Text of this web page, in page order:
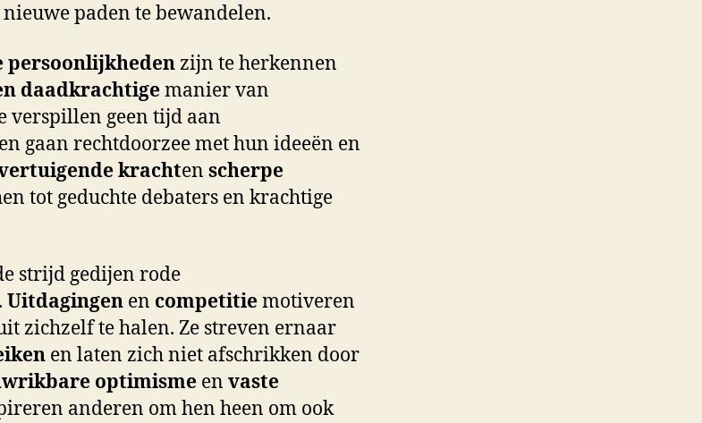
paden te bewandelen.
persoonlijkhedenzijn te herkennen
daadkrachtigemanier van
verspillen geen tijd aan
gaan rechtdoorzee met hun ideeën en
krachten scherpe
tot geduchte debaters en krachtige
strijd gedijen rode
Uitdagingen en competitiemotiveren
zichzelf te halen. Ze streven ernaar
en laten zich niet afschrikken door
optimisme en vaste
anderen om hen heen om ook